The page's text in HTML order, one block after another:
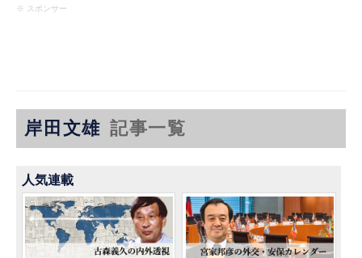
※ スポンサー
岸田文雄 記事一覧
人気連載